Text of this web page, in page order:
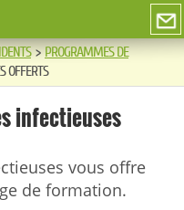
>PROGRAMMES DE
OFFERTS
infectieuses
vous offre
de formation.